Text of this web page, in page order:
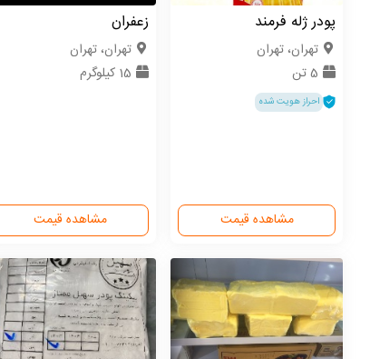
پودر ژله فرمند
تهران، تهران
5 تن
احراز هویت شده
مشاهده قیمت
زعفران
تهران، تهران
15 کیلوگرم
مشاهده قیمت